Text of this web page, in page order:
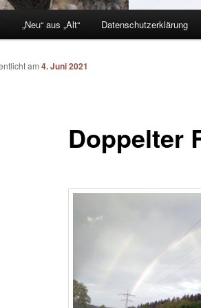
„Neu“ aus „Alt“ Datenschutzerklärung
Doppelter
am 4. Juni 2021